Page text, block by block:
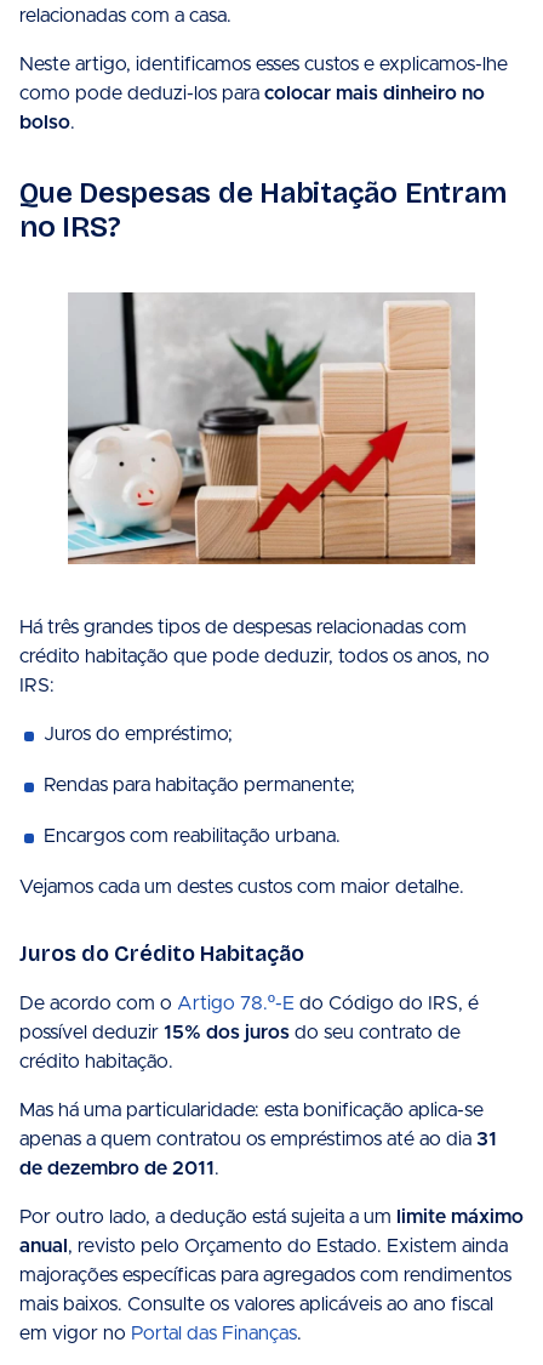
relacionadas com a casa.
Neste artigo, identificamos esses custos e explicamos-lhe
como pode deduzi-los para colocar mais dinheiro no
bolso.
Que Despesas de Habitação Entram
no IRS?
Há três grandes tipos de despesas relacionadas com
crédito habitação que pode deduzir, todos os anos, no
IRS:
Juros do empréstimo;
Rendas para habitação permanente;
Encargos com reabilitação urbana.
Vejamos cada um destes custos com maior detalhe.
Juros do Crédito Habitação
De acordo com o Artigo 78.º-E do Código do IRS, é
possível deduzir 15% dos juros do seu contrato de
crédito habitação.
Mas há uma particularidade: esta bonificação aplica-se
apenas a quem contratou os empréstimos até ao dia 31
de dezembro de 2011 .
Por outro lado, a dedução está sujeita a um
limite máximo
anual , revisto pelo Orçamento do Estado. Existem ainda
majorações específicas para agregados com rendimentos
mais baixos. Consulte os valores aplicáveis ao ano fiscal
em vigor no Portal das Finanças.